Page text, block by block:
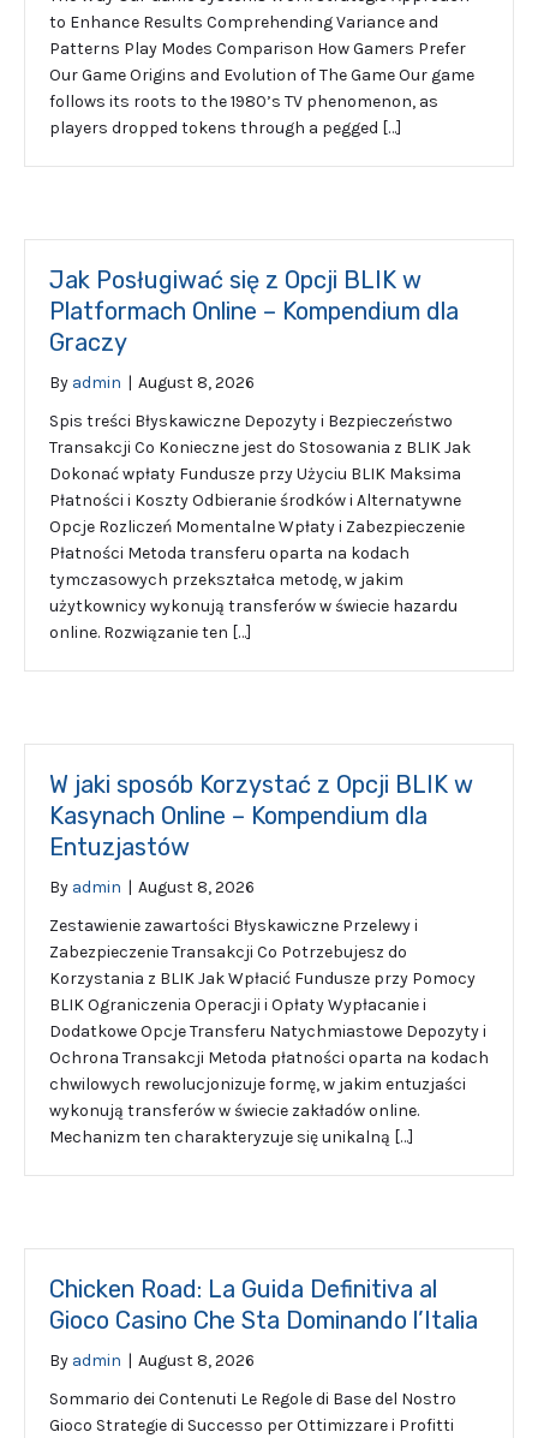
to Enhance Results Comprehending Variance and
Patterns Play Modes Comparison How Gamers Prefer
Our Game Origins and Evolution of The Game Our game
follows its roots to the 1980’s TV phenomenon, as
players dropped tokens through a pegged […]
Jak Posługiwać się z Opcji BLIK w
Platformach Online – Kompendium dla
Graczy
By admin | August 8, 2026
Spis treści Błyskawiczne Depozyty i Bezpieczeństwo
Transakcji Co Konieczne jest do Stosowania z BLIK Jak
Dokonać wpłaty Fundusze przy Użyciu BLIK Maksima
Płatności i Koszty Odbieranie środków i Alternatywne
Opcje Rozliczeń Momentalne Wpłaty i Zabezpieczenie
Płatności Metoda transferu oparta na kodach
tymczasowych przekształca metodę, w jakim
użytkownicy wykonują transferów w świecie hazardu
online. Rozwiązanie ten […]
W jaki sposób Korzystać z Opcji BLIK w
Kasynach Online – Kompendium dla
Entuzjastów
By admin | August 8, 2026
Zestawienie zawartości Błyskawiczne Przelewy i
Zabezpieczenie Transakcji Co Potrzebujesz do
Korzystania z BLIK Jak Wpłacić Fundusze przy Pomocy
BLIK Ograniczenia Operacji i Opłaty Wypłacanie i
Dodatkowe Opcje Transferu Natychmiastowe Depozyty i
Ochrona Transakcji Metoda płatności oparta na kodach
chwilowych rewolucjonizuje formę, w jakim entuzjaści
wykonują transferów w świecie zakładów online.
Mechanizm ten charakteryzuje się unikalną […]
Chicken Road: La Guida Definitiva al
Gioco Casino Che Sta Dominando l’Italia
By admin | August 8, 2026
Sommario dei Contenuti Le Regole di Base del Nostro
Gioco Strategie di Successo per Ottimizzare i Profitti